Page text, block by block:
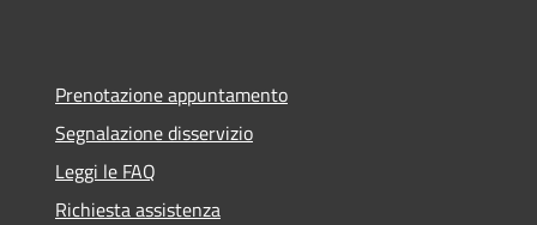
Prenotazione appuntamento
Segnalazione disservizio
Leggi le FAQ
Richiesta assistenza